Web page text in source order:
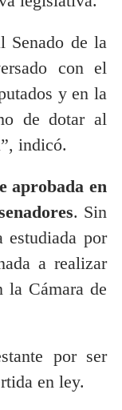
Senado de la
con el
y en la
de dotar al
indicó.
aprobada en
. Sin
estudiada por
a realizar
la Cámara de
por ser
en ley.